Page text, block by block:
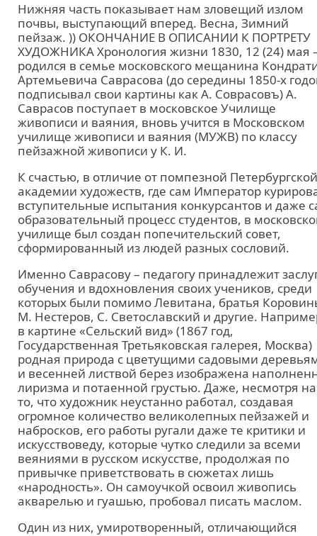
Нижняя часть показывает нам зловещий излом
почвы, выступающий вперед. Весна, Зимний
пейзаж. )) ОКОНЧАНИЕ В ОПИСАНИИ К ПОРТРЕТУ
ХУДОЖНИКА Хронология жизни 1830, 12 (24) мая
родился в семье московского мещанина
Артемьевича Саврасова (до середины 1850-х
подписывал свои картины как А. Соврасовъ) А.
Саврасов поступает в московское Училище
живописи и ваяния, вновь учится в Московском
училище живописи и ваяния (МУЖВ) по классу
пейзажной живописи у К. И.
К счастью, в отличие от помпезной Петербургской
академии художеств, где сам Император
вступительные испытания конкурсантов и даже
образовательный процесс студентов, в
училище был создан попечительский совет,
сформированный из людей разных сословий.
Именно Саврасову – педагогу принадлежит
обучения и вдохновления своих учеников, среди
которых были помимо Левитана, братья
М. Нестеров, С. Светославский и другие.
в картине «Сельский вид» (1867 год,
Государственная Третьяковская галерея, Москва)
родная природа с цветущими садовыми
и весенней листвой берез изображена
лиризма и потаенной грустью. Даже, несмотря на
то, что художник неустанно работал, создавая
огромное количество великолепных пейзажей и
набросков, его работы ругали даже те критики и
искусствоведу, которые чутко следили за всеми
веяниями в русском искусстве, продолжая по
привычке приветствовать в сюжетах лишь
«народность». Он самоучкой освоил живопись
акварелью и гуашью, пробовал писать маслом.
Один из них, умиротворенный, отличающийся